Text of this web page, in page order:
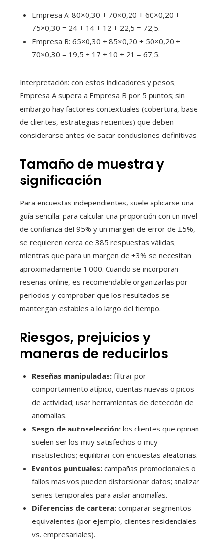
Empresa A: 80×0,30 + 70×0,20 + 60×0,20 +
75×0,30 = 24 + 14 + 12 + 22,5 = 72,5.
Empresa B: 65×0,30 + 85×0,20 + 50×0,20 +
70×0,30 = 19,5 + 17 + 10 + 21 = 67,5.
Interpretación: con estos indicadores y pesos,
Empresa A supera a Empresa B por 5 puntos; sin
embargo hay factores contextuales (cobertura, base
de clientes, estrategias recientes) que deben
considerarse antes de sacar conclusiones definitivas.
Tamaño de muestra y
significación
Para encuestas independientes, suele aplicarse una
guía sencilla: para calcular una proporción con un nivel
de confianza del 95% y un margen de error de ±5%,
se requieren cerca de 385 respuestas válidas,
mientras que para un margen de ±3% se necesitan
aproximadamente 1.000. Cuando se incorporan
reseñas online, es recomendable organizarlas por
periodos y comprobar que los resultados se
mantengan estables a lo largo del tiempo.
Riesgos, prejuicios y
maneras de reducirlos
Reseñas manipuladas: filtrar por
comportamiento atípico, cuentas nuevas o picos
de actividad; usar herramientas de detección de
anomalías.
Sesgo de autoselección: los clientes que opinan
suelen ser los muy satisfechos o muy
insatisfechos; equilibrar con encuestas aleatorias.
Eventos puntuales: campañas promocionales o
fallos masivos pueden distorsionar datos; analizar
series temporales para aislar anomalías.
Diferencias de cartera: comparar segmentos
equivalentes (por ejemplo, clientes residenciales
vs. empresariales).